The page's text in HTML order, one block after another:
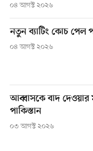
০৪ আগস্ট ২০২৬
নতুন ব্যাটিং কোচ পেল
০৪ আগস্ট ২০২৬
আব্বাসকে বাদ দেওয়ার
পাকিস্তান
০৩ আগস্ট ২০২৬